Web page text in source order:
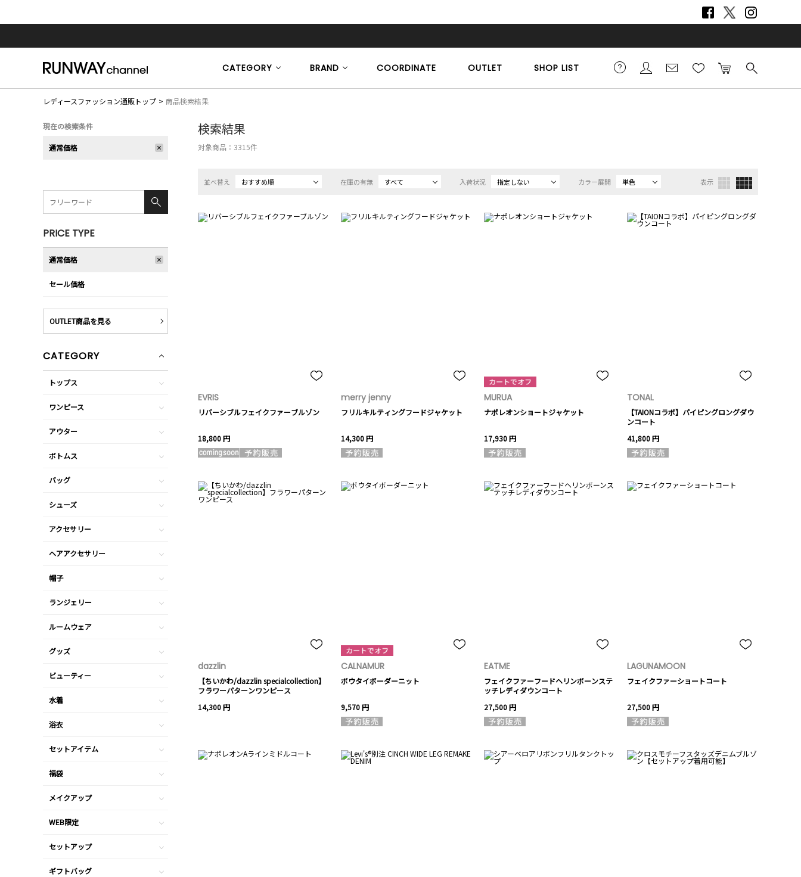
CATEGORY BRAND COORDINATE OUTLET SHOP LIST
レディースファッション通販トップ 商品検索結果
検索結果
対象商品： 3315件
並べ替え おすすめ順 在庫の有無 すべて 入荷状況 指定しない カラー展開 単色 表示
EVRIS
リバーシブルフェイクファーブルゾン
18,800 円
merry jenny
フリルキルティングフードジャケット
14,300 円
MURUA
ナポレオンショートジャケット
17,930 円
TONAL
【TAIONコラボ】パイピングロングダウ
ンコート
41,800 円
dazzlin
【ちいかわ/dazzlin specialcollection】
フラワーパターンワンピース
14,300 円
CALNAMUR
ボウタイボーダーニット
9,570 円
EATME
フェイクファーフードヘリンボーンステ
ッチレディダウンコート
27,500 円
LAGUNAMOON
フェイクファーショートコート
27,500 円
現在の検索条件
通常価格
PRICE TYPE
通常価格
セール価格
OUTLET商品を見る
CATEGORY
トップス
ワンピース
アウター
ボトムス
バッグ
シューズ
アクセサリー
ヘアアクセサリー
帽子
ランジェリー
ルームウェア
グッズ
ビューティー
水着
浴衣
セットアイテム
福袋
メイクアップ
WEB限定
セットアップ
ギフトバッグ